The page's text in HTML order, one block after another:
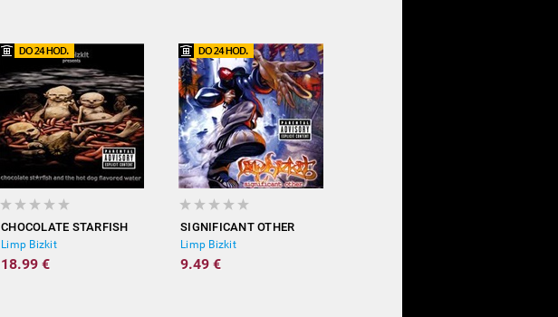
CHOCOLATE STARFISH
Limp Bizkit
18.99 €
SIGNIFICANT OTHER
Limp Bizkit
9.49 €